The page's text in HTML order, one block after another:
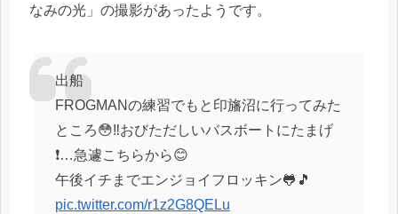
なみの光」の撮影があったようです。
出船
FROGMANの練習でもと印旛沼に行ってみた
ところ😳‼︎おびただしいバスボートにたまげ
❗️…急遽こちらから😊
午後イチまでエンジョイフロッキン🐸🎵
pic.twitter.com/r1z2G8QELu